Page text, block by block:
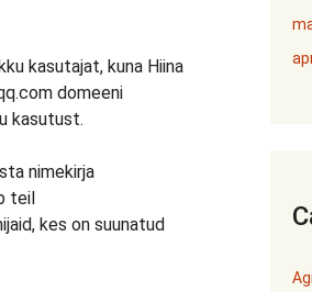
kasutajat, kuna Hiina
domeeni
kasutust.
nimekirja
teil
kes on suunatud